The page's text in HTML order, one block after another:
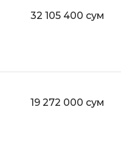
32 105 400 сум
19 272 000 сум
API
Android-разработка